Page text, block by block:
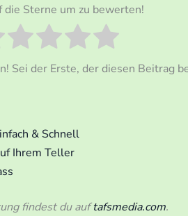
die Sterne um zu bewerten!
Sei der Erste, der diesen Beitrag
& Schnell
Ihrem Teller
findest du auftafsmedia.com.